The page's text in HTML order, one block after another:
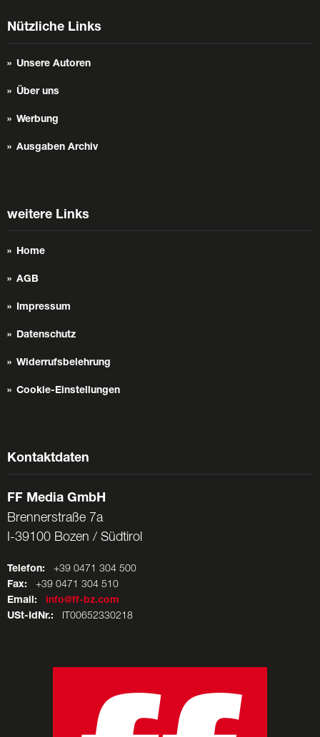
Nützliche Links
Unsere Autoren
Über uns
Werbung
Ausgaben Archiv
weitere Links
Home
AGB
Impressum
Datenschutz
Widerrufsbelehrung
Cookie-Einstellungen
Kontaktdaten
FF Media GmbH
Brennerstraße 7a
I-39100 Bozen / Südtirol
Telefon: +39 0471 304 500
Fax: +39 0471 304 510
Email:
info@ff-bz.com
USt-IdNr.: IT00652330218